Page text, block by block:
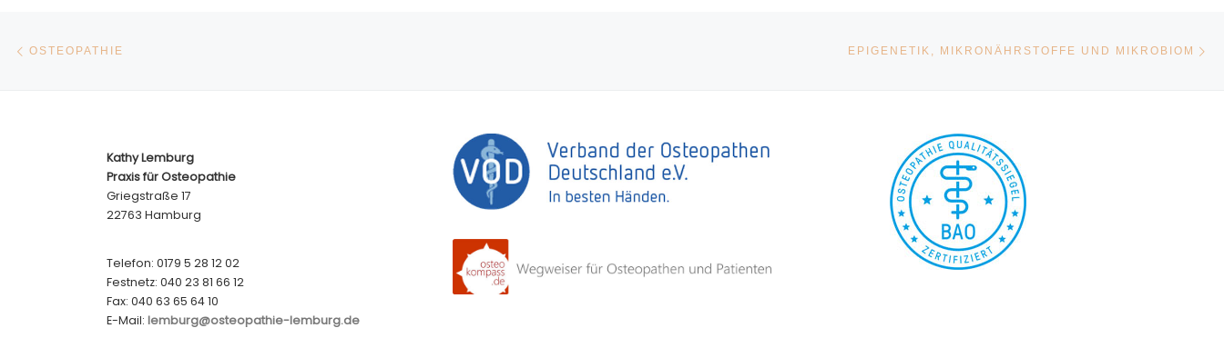
OSTEOPATHIE EPIGENETIK, MIKRONÄHRSTOFFE UND MIKROBIOM
Kathy Lemburg
Praxis für Osteopathie
Griegstraße 17
22763 Hamburg
Telefon: 0179 5 28 12 02
Festnetz: 040 23 81 66 12
Fax: 040 63 65 64 10
E-Mail: lemburg@osteopathie-lemburg.de